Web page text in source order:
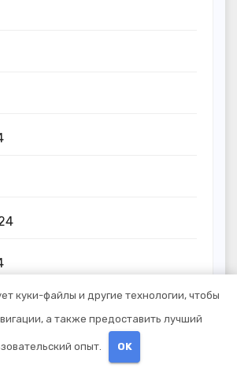
куки-файлы и другие технологии, чтобы
а также предоставить лучший
опыт. OK